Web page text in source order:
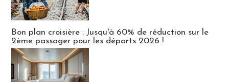
Bon plan croisière : Jusqu'à 60% de réduction sur le
2ème passager pour les départs 2026 !